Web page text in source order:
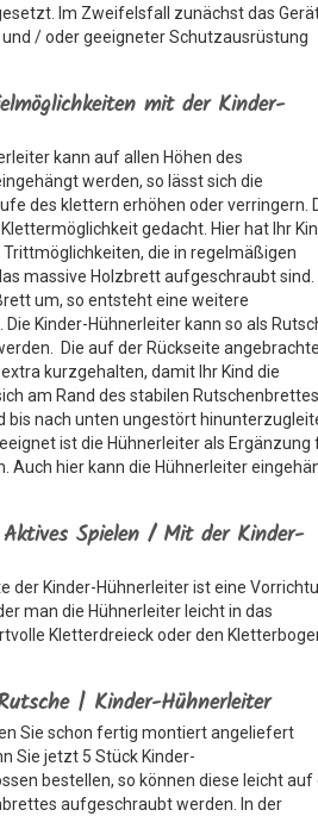
Im Zweifelsfall zunächst das
/ oder geeigneter Schutzausrüstung
mit der Kinder-
kann auf allen Höhen des
werden, so lässt sich die
des klettern erhöhen oder verringern.
gedacht. Hier hat Ihr
die in regelmäßigen
massive Holzbrett aufgeschraubt sind.
um, so entsteht eine weitere
Kinder-Hühnerleiter kann so als
Die auf der Rückseite
kurzgehalten, damit Ihr Kind die
am Rand des stabilen Rutschenbrettes
bis nach unten ungestört
ist die Hühnerleiter als Ergänzung
Auch hier kann die Hühnerleiter
Spielen / Mit der Kinder-
der Kinder-Hühnerleiter ist eine
man die Hühnerleiter leicht in das
Kletterdreieck oder den
| Kinder-Hühnerleiter
Sie schon fertig montiert angeliefert
Sie jetzt 5 Stück Kinder-
bestellen, so können diese leicht auf
aufgeschraubt werden. In der